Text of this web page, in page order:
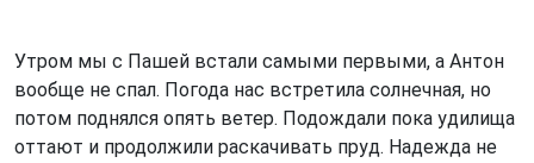
Утром мы с Пашей встали самыми первыми, а Антон
вообще не спал. Погода нас встретила солнечная, но
потом поднялся опять ветер. Подождали пока удилища
оттают и продолжили раскачивать пруд. Надежда не